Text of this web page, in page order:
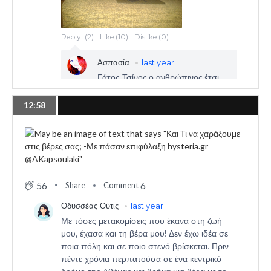
12:58
56 Share Comment6